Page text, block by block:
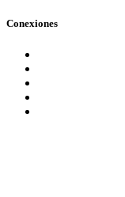
Conexiones